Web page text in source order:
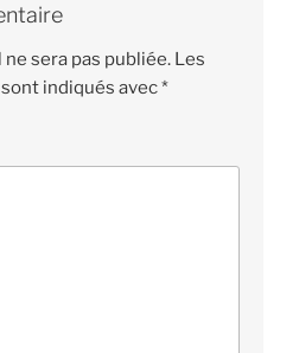
sera pas publiée. Les
indiqués avec*